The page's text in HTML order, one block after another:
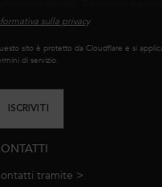
sulla privacy.
sito è protetto da Cloudflare e si
di servizio.
ISCRIVITI
tramite >